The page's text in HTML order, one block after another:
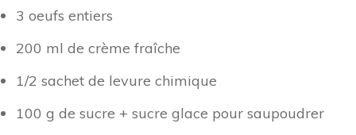
3 oeufs entiers
200 ml de crème fraîche
1/2 sachet de levure chimique
100 g de sucre + sucre glace pour saupoudrer